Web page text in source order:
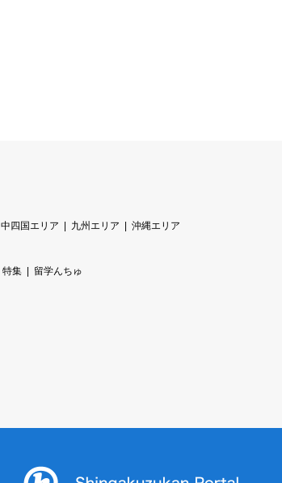
中四国エリア 九州エリア
沖縄エリア
特集
留学んちゅ